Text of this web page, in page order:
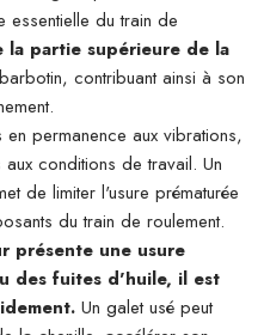
essentielle du train de
partie supérieure de la
contribuant ainsi à son
permanence aux vibrations,
conditions de travail. Un
de limiter l'usure prématurée
du train de roulement.
présente une usure
des fuites d'huile, il est
Un galet usé peut